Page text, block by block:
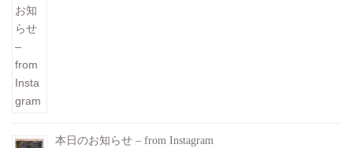
本日のお知らせ – from Instagram